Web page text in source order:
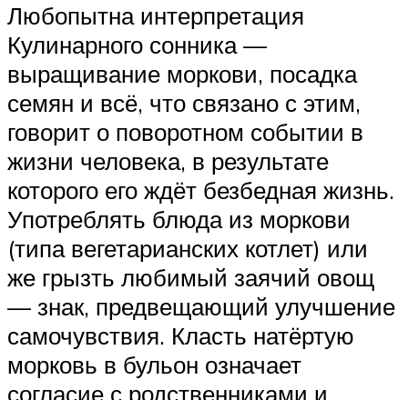
Любопытна интерпретация
Кулинарного сонника —
выращивание моркови, посадка
семян и всё, что связано с этим,
говорит о поворотном событии в
жизни человека, в результате
которого его ждёт безбедная жизнь.
Употреблять блюда из моркови
(типа вегетарианских котлет) или
же грызть любимый заячий овощ
— знак, предвещающий улучшение
самочувствия. Класть натёртую
морковь в бульон означает
согласие с родственниками и